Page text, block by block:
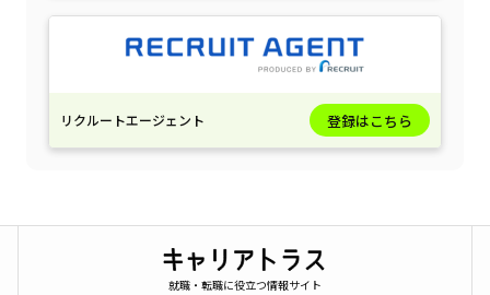
リクルートエージェント 登録はこちら
就職・転職に役立つ情報サイト